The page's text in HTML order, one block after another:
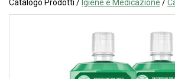
Catalogo Prodotti / Igiene e Medicazione /